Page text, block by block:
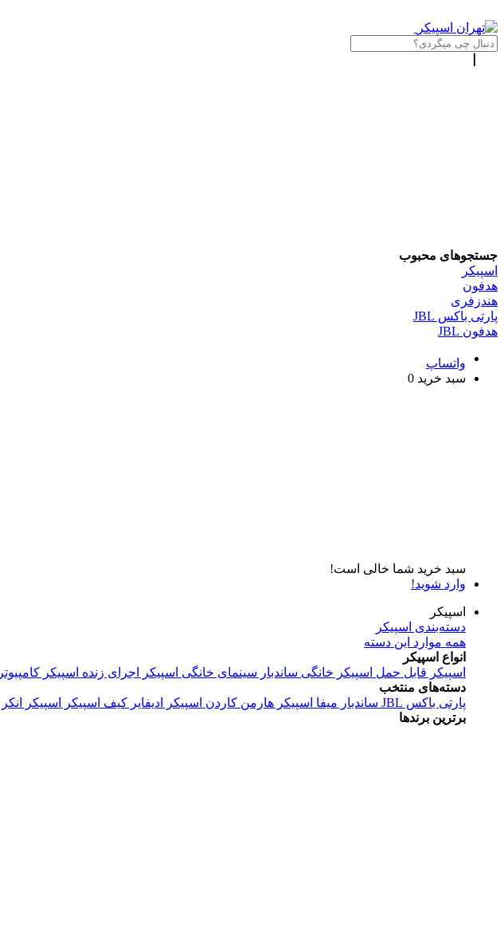
جستجوهای محبوب
اسپیکر
هدفون
هندزفری
پارتی باکس JBL
هدفون JBL
واتساپ
سبد خرید 0
سبد خرید شما خالی است!
وارد شوید!
اسپیکر
دسته‌بندی اسپیکر
همه موارد این دسته
انواع اسپیکر
اسپیکر قابل حمل اسپیکر خانگی ساندبار سینمای خانگی اسپیکر اجرای زنده اسپیکر کامپیوتر
دسته‌های منتخب
پارتی باکس JBL
ساندبار میفا اسپیکر هارمن کاردن اسپیکر ادیفایر کیف اسپیکر
اسپیکر انکر
برترین برندها